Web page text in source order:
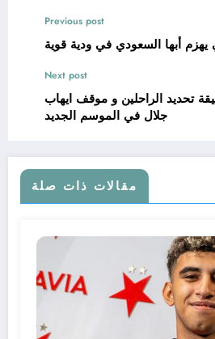
Previous post
يهزم أبها السعودي في ودية قوية
Next post
تحديد الراحلين و موقف ايهاب
جلال في الموسم الجديد
مقالات ذات صلة